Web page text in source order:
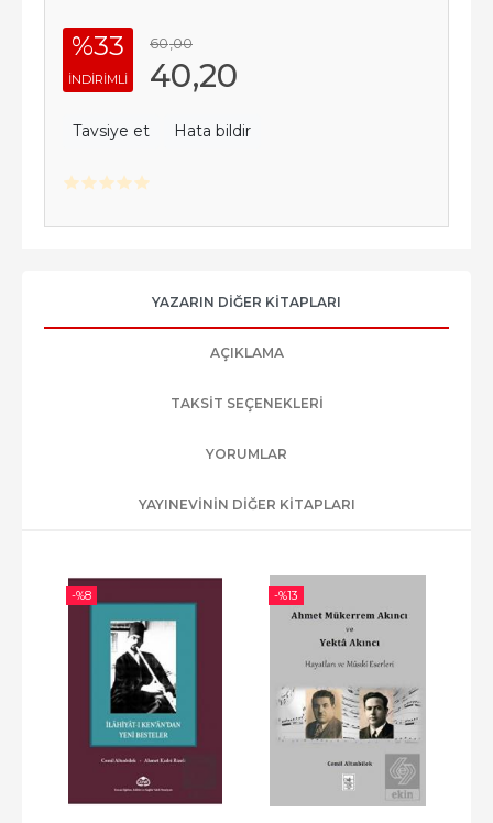
%33
INDIRIMLI
60,00
40,20
Tavsiye et Hata bildir
YAZARIN DIĞER KITAPLARI
AÇIKLAMA
TAKSIT SEÇENEKLERI
YORUMLAR
YAYINEVININ DIĞER KITAPLARI
-%8 -%13